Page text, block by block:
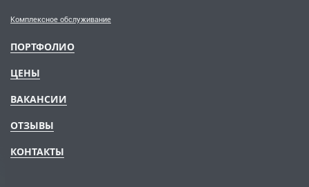
Комплексное обслуживание
ПОРТФОЛИО
ЦЕНЫ
ВАКАНСИИ
ОТЗЫВЫ
КОНТАКТЫ